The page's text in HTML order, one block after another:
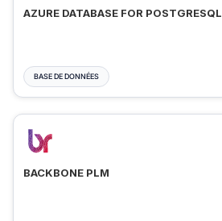
AZURE DATABASE FOR POSTGRESQL
BASE DE DONNÉES
BACKBONE PLM